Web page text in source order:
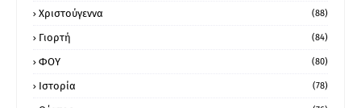
Χριστούγεννα (88)
Γιορτή (84)
ΦΟΥ (80)
Ιστορία (78)